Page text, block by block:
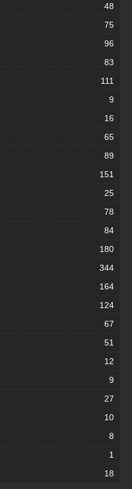
48
75
96
83
111
9
16
65
89
151
25
78
84
180
344
164
124
67
51
12
9
27
10
8
1
18